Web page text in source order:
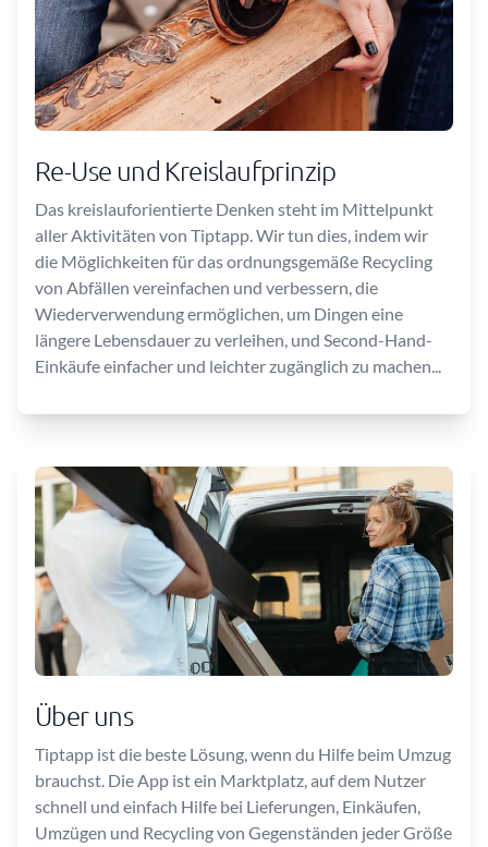
Re-Use und Kreislaufprinzip
Das kreislauforientierte Denken steht im Mittelpunkt
aller Aktivitäten von Tiptapp. Wir tun dies, indem wir
die Möglichkeiten für das ordnungsgemäße Recycling
von Abfällen vereinfachen und verbessern, die
Wiederverwendung ermöglichen, um Dingen eine
längere Lebensdauer zu verleihen, und Second-Hand-
Einkäufe einfacher und leichter zugänglich zu machen...
Über uns
Tiptapp ist die beste Lösung, wenn du Hilfe beim Umzug
brauchst. Die App ist ein Marktplatz, auf dem Nutzer
schnell und einfach Hilfe bei Lieferungen, Einkäufen,
Umzügen und Recycling von Gegenständen jeder Größe